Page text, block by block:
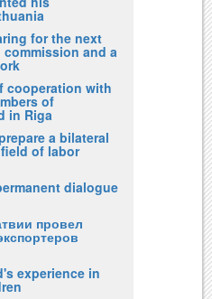
for the next
and a
cooperation with
of
in Riga
a bilateral
of labor
dialogue
провел
experience in